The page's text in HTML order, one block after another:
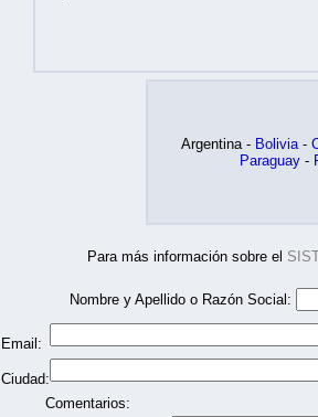
Argentina - Bolivia-
Paraguay -
Para más información sobre el
Nombre y Apellido o Razón Social:
Email:
Ciudad:
Comentarios: